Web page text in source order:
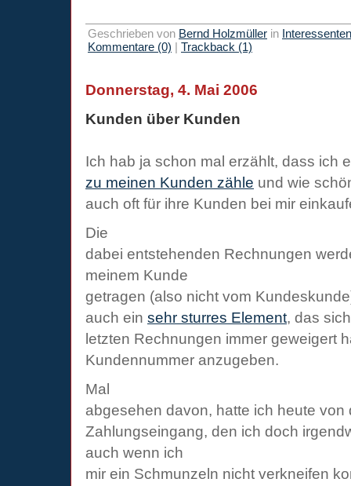
Geschrieben von Bernd Holzmüller in
Kommentare (0) | Trackback (1)
Donnerstag, 4. Mai 2006
Kunden über Kunden
Ich hab ja schon mal erzählt, dass ich
zu meinen Kunden zähle und wie
auch oft für ihre Kunden bei mir
Die
dabei entstehenden Rechnungen
meinem Kunde
getragen (also nicht vom
auch ein sehr sturres Element, das
letzten Rechnungen immer geweigert
Kundennummer anzugeben.
Mal
abgesehen davon, hatte ich heute
Zahlungseingang, den ich doch
auch wenn ich
mir ein Schmunzeln nicht verkneifen